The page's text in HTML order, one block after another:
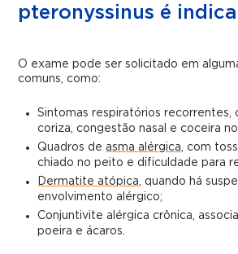
pteronyssinus é
O exame pode ser solicitado em
comuns, como:
Sintomas respiratórios recorrentes,
coriza, congestão nasal e coceira
Quadros de asma alérgica, com
chiado no peito e dificuldade para
Dermatite atópica, quando há
envolvimento alérgico;
Conjuntivite alérgica crônica,
poeira e ácaros.